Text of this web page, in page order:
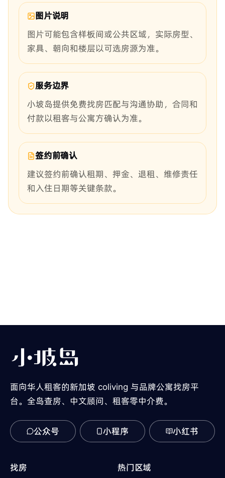
图片说明
图片可能包含样板间或公共区域，实际房型、
家具、朝向和楼层以可选房源为准。
服务边界
小坡岛提供免费找房匹配与沟通协助，合同和
付款以租客与公寓方确认为准。
签约前确认
建议签约前确认租期、押金、退租、维修责任
和入住日期等关键条款。
面向华人租客的新加坡 coliving 与品牌公寓找房平
台。全岛查房、中文顾问、租客零中介费。
公众号 小程序 小红书
找房
热门区域